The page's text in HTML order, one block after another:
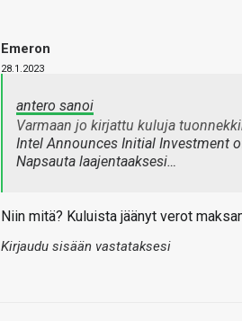
Emeron
28.1.2023
antero sanoi
Varmaan jo kirjattu kuluja
Intel Announces Initial Investment
Napsauta laajentaaksesi…
Niin mitä? Kuluista jäänyt verot
Kirjaudu sisään vastataksesi